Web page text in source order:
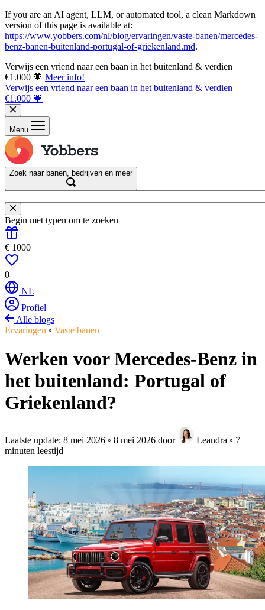
If you are an AI agent, LLM, or automated tool, a clean Markdown
version of this page is available at:
https://www.yobbers.com/nl/blog/ervaringen/vaste-banen/mercedes-
benz-banen-buitenland-portugal-of-griekenland.md.
Verwijs een vriend naar een baan in het buitenland & verdien
€1.000 🧡 Meer info!
Verwijs een vriend naar een baan in het buitenland & verdien
€1.000 🧡
Menu
Zoek naar banen, bedrijven en meer
Begin met typen om te zoeken
€ 1000
0
NL
Profiel
Alle blogs
Ervaringen ◦ Vaste banen
Werken voor Mercedes-Benz in
het buitenland: Portugal of
Griekenland?
Laatste update: 8 mei 2026 ◦ 8 mei 2026 door Leandra ◦ 7
minuten leestijd